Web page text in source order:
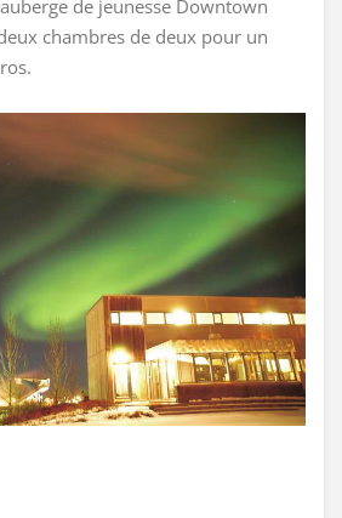
de jeunesse Downtown
chambres de deux pour un